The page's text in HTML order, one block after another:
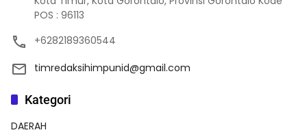
POS : 96113
+6282189360544
timredaksihimpunid@gmail.com
Kategori
DAERAH